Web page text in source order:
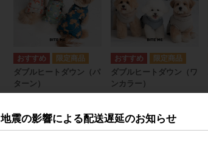
ダブルヒートダウン（パ
ターン）
4,990円
ダブルヒートダウン（ワ
ンカラー）
地震の影響による配送遅延のお知らせ